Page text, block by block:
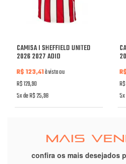
CAMISA I SHEFFIELD UNITED
2026 2027 ADID
R$ 123,41à vista ou
R$ 129,90
5x de R$ 25,98
MAIS
confira os mais desejados